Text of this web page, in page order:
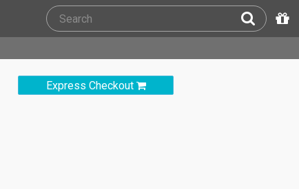
Express Checkout